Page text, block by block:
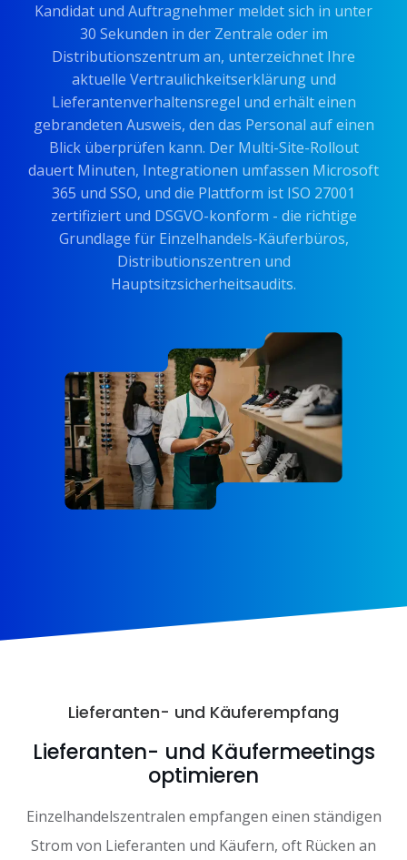
Kandidat und Auftragnehmer meldet sich in unter
30 Sekunden in der Zentrale oder im
Distributionszentrum an, unterzeichnet Ihre
aktuelle Vertraulichkeitserklärung und
Lieferantenverhaltensregel und erhält einen
gebrandeten Ausweis, den das Personal auf einen
Blick überprüfen kann. Der Multi-Site-Rollout
dauert Minuten, Integrationen umfassen Microsoft
365 und SSO, und die Plattform ist ISO 27001
zertifiziert und DSGVO-konform - die richtige
Grundlage für Einzelhandels-Käuferbüros,
Distributionszentren und
Hauptsitzsicherheitsaudits.
Lieferanten- und Käuferempfang
Lieferanten- und Käufermeetings
optimieren
Einzelhandelszentralen empfangen einen ständigen
Strom von Lieferanten und Käufern, oft Rücken an